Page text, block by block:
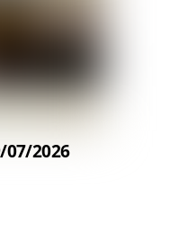
07/2026